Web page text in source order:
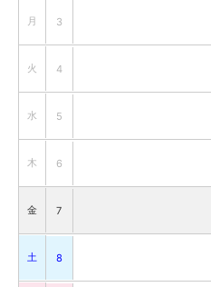
月 3
火 4
水 5
木 6
金 7
土 8